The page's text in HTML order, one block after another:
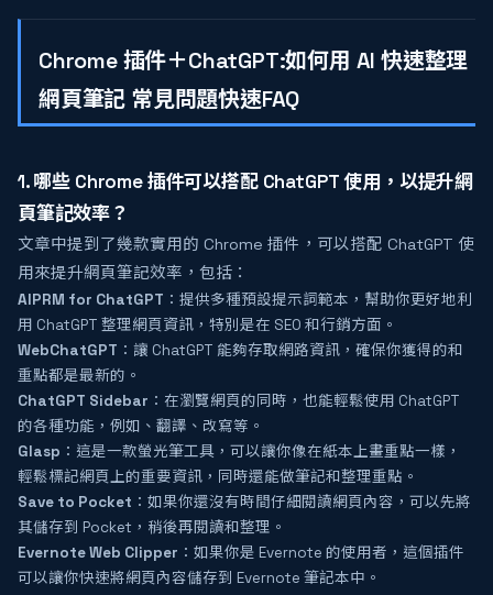
Chrome 插件＋ChatGPT:如何用 AI 快速整理
網頁筆記 常見問題快速FAQ
1. 哪些 Chrome 插件可以搭配 ChatGPT 使用，以提升網
頁筆記效率？
文章中提到了幾款實用的 Chrome 插件，可以搭配 ChatGPT 使
用來提升網頁筆記效率，包括：
AIPRM for ChatGPT ：提供多種預設提示詞範本，幫助你更好地利
用 ChatGPT 整理網頁資訊，特別是在 SEO 和行銷方面。
WebChatGPT ：讓 ChatGPT 能夠存取網路資訊，確保你獲得的和
重點都是最新的。
ChatGPT Sidebar ：在瀏覽網頁的同時，也能輕鬆使用 ChatGPT
的各種功能，例如、翻譯、改寫等。
Glasp ：這是一款螢光筆工具，可以讓你像在紙本上畫重點一樣，
輕鬆標記網頁上的重要資訊，同時還能做筆記和整理重點。
Save to Pocket ：如果你還沒有時間仔細閱讀網頁內容，可以先將
其儲存到 Pocket，稍後再閱讀和整理。
Evernote Web Clipper ：如果你是 Evernote 的使用者，這個插件
可以讓你快速將網頁內容儲存到 Evernote 筆記本中。